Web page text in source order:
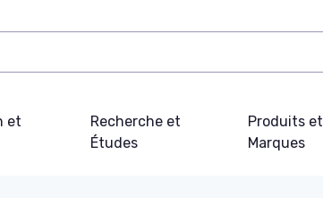
et
Recherche et
Études
Produits et
Marques